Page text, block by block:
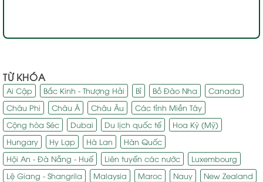
TỪ KHÓA
Ai Cập Bắc Kinh - Thượng Hải Bỉ Bồ Đào Nha
Canada
Châu Phi
Châu Á Châu Âu
Các tỉnh Miền Tây
Cộng hòa Séc
Dubai Du lịch quốc tế
Hoa Kỳ (Mỹ)
Hungary
Hy Lạp Hà Lan
Hàn Quốc
Hội An - Đà Nẵng - Huế
Liên tuyến các nước
Luxembourg
Lệ Giang - Shangrila
Malaysia Maroc Nauy
New Zealand